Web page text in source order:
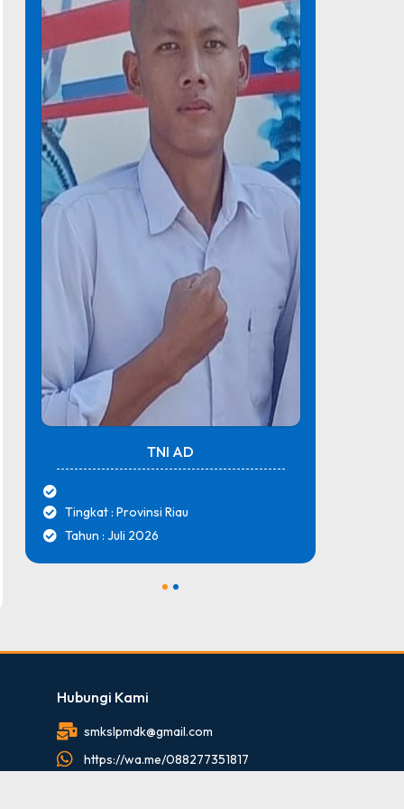
TNI AD
Tingkat : Provinsi Riau
Tahun : Juli 2026
Hubungi Kami
smkslpmdk@gmail.com
https://wa.me/088277351817